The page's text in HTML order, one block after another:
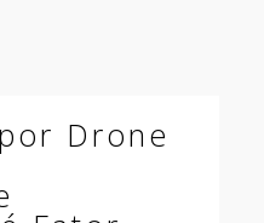
Drone